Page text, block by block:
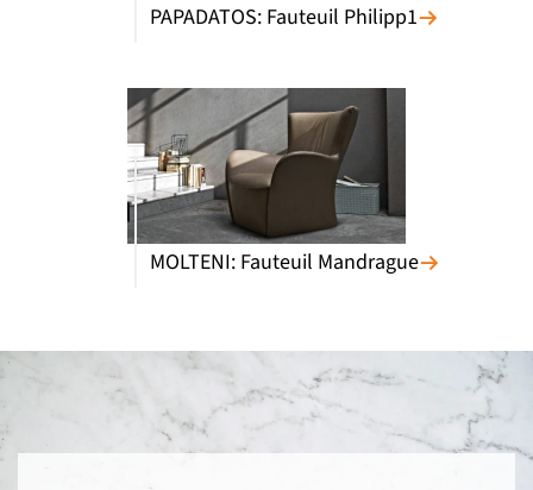
PAPADATOS: Fauteuil Philipp1
MOLTENI: Fauteuil Mandrague